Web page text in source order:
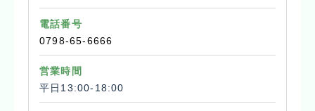
電話番号
0798-65-6666
営業時間
平日13:00-18:00